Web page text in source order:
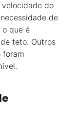
do
de
que é
teto. Outros
foram